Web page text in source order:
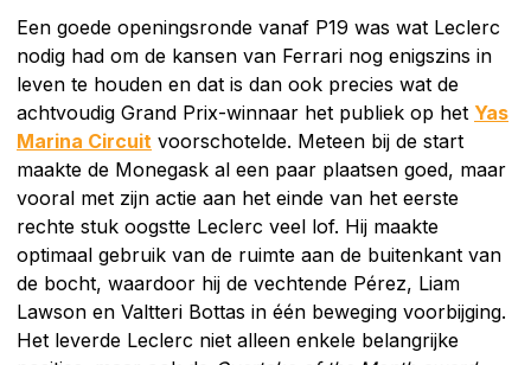
Een goede openingsronde vanaf P19 was wat Leclerc
nodig had om de kansen van Ferrari nog enigszins in
leven te houden en dat is dan ook precies wat de
achtvoudig Grand Prix-winnaar het publiek op het Yas
Marina Circuit voorschotelde. Meteen bij de start
maakte de Monegask al een paar plaatsen goed, maar
vooral met zijn actie aan het einde van het eerste
rechte stuk oogstte Leclerc veel lof. Hij maakte
optimaal gebruik van de ruimte aan de buitenkant van
de bocht, waardoor hij de vechtende Pérez, Liam
Lawson en Valtteri Bottas in één beweging voorbijging.
Het leverde Leclerc niet alleen enkele belangrijke